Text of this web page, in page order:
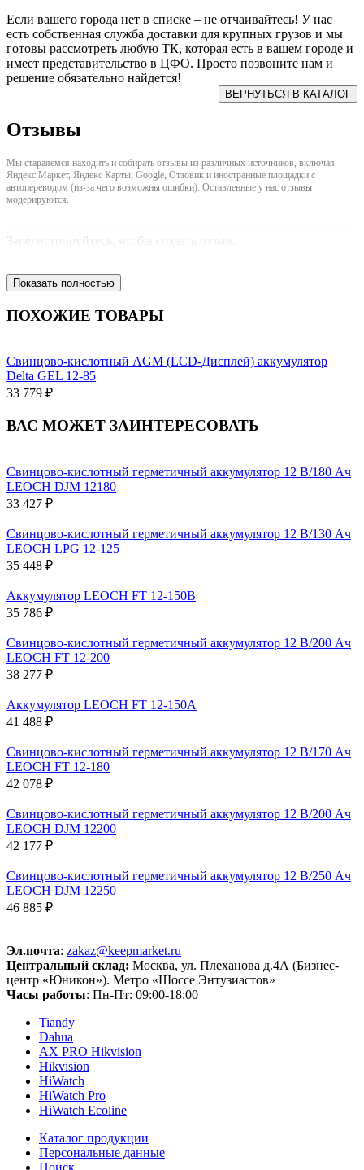
Если вашего города нет в списке – не отчаивайтесь! У нас
есть собственная служба доставки для крупных грузов и мы
готовы рассмотреть любую ТК, которая есть в вашем городе и
имеет представительство в ЦФО. Просто позвоните нам и
решение обязательно найдется!
Отзывы
Мы стараяемся находить и собирать отзывы из различных источников, включая
Яндекс Маркет, Яндекс Карты, Google, Отзовик и иностранные площадки с
автопереводом (из-за чего возможны ошибки). Оставленные у нас отзывы
модерируются.
Зарегистрируйтесь, чтобы создать отзыв.
Показать полностью
ПОХОЖИЕ ТОВАРЫ
Свинцово-кислотный AGM (LCD-Дисплей) аккумулятор
Delta GEL 12-85
33 779 ₽
ВАС МОЖЕТ ЗАИНТЕРЕСОВАТЬ
Свинцово-кислотный герметичный аккумулятор 12 В/180 Ач
LEOCH DJM 12180
33 427 ₽
Свинцово-кислотный герметичный аккумулятор 12 В/130 Ач
LEOCH LPG 12-125
35 448 ₽
Аккумулятор LEOCH FT 12-150B
35 786 ₽
Свинцово-кислотный герметичный аккумулятор 12 В/200 Ач
LEOCH FT 12-200
38 277 ₽
Аккумулятор LEOCH FT 12-150A
41 488 ₽
Свинцово-кислотный герметичный аккумулятор 12 В/170 Ач
LEOCH FT 12-180
42 078 ₽
Свинцово-кислотный герметичный аккумулятор 12 В/200 Ач
LEOCH DJM 12200
42 177 ₽
Свинцово-кислотный герметичный аккумулятор 12 В/250 Ач
LEOCH DJM 12250
46 885 ₽
Эл.почта: zakaz@keepmarket.ru
Центральный склад: Москва, ул. Плеханова д.4А (Бизнес-
центр «Юникон»). Метро «Шоссе Энтузиастов»
Часы работы: Пн-Пт: 09:00-18:00
Tiandy
Dahua
AX PRO Hikvision
Hikvision
HiWatch
HiWatch Pro
HiWatch Ecoline
Каталог продукции
Персональные данные
Поиск